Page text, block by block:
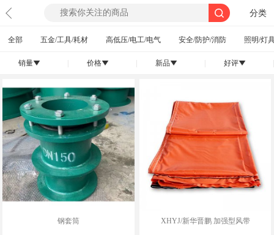
分类
全部 五金/工具/耗材 高低压/电工/电气 安全/防护/消防 照明/灯
销量󰄢 价格󰄢 新品󰄢 好评󰄢
钢套筒 XHYJ/新华晋鹏 加强型风带